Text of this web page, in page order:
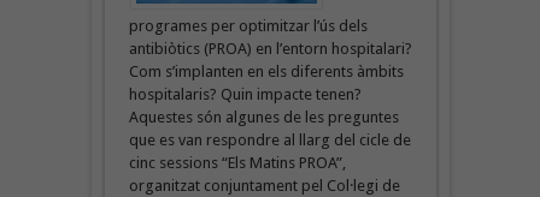
programes per optimitzar l’ús dels
antibiòtics (PROA) en l’entorn hospitalari?
Com s’implanten en els diferents àmbits
hospitalaris? Quin impacte tenen?
Aquestes són algunes de les preguntes
que es van respondre al llarg del cicle de
cinc sessions “Els Matins PROA”,
organitzat conjuntament pel Col·legi de